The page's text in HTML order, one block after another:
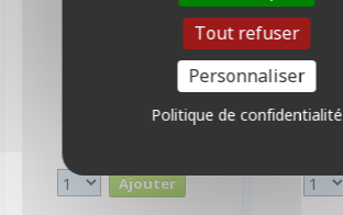
Tout refuser
Personnaliser
Politique de confidentialité